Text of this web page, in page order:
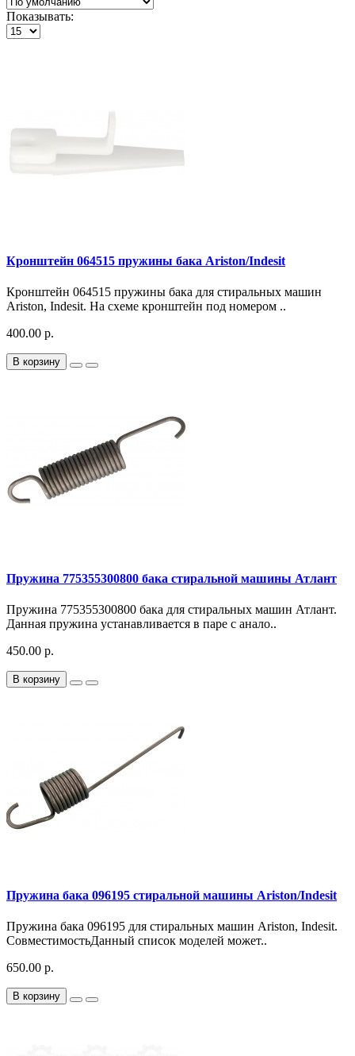
Показывать:
Кронштейн 064515 пружины бака Ariston/Indesit
Кронштейн 064515 пружины бака для стиральных машин
Ariston, Indesit. На схеме кронштейн под номером ..
400.00 р.
В корзину
Пружина 775355300800 бака стиральной машины Атлант
Пружина 775355300800 бака для стиральных машин Атлант.
Данная пружина устанавливается в паре с анало..
450.00 р.
В корзину
Пружина бака 096195 стиральной машины Ariston/Indesit
Пружина бака 096195 для стиральных машин Ariston, Indesit.
СовместимостьДанный список моделей может..
650.00 р.
В корзину